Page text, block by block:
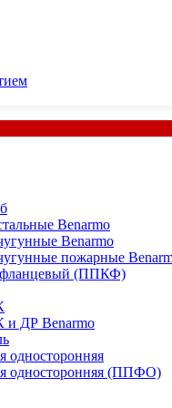
Benarmo
Benarmo
пожарные
фланцевый (ППКФ)
ДР Benarmo
односторонняя
односторонняя (ППФО)